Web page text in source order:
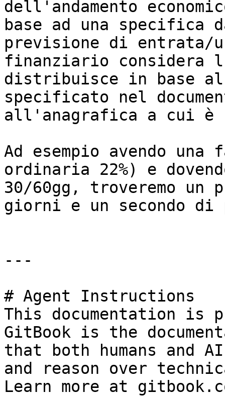
dell'andamento
base ad una specifica
previsione di entrata/
finanziario considera
distribuisce in base al
specificato nel
all'anagrafica a cui è
Ad esempio avendo
ordinaria 22%) e
30/60gg, troveremo un
giorni e un secondo
---
# Agent Instructions
This documentation is
GitBook is the
that both humans and
and reason over
Learn more at